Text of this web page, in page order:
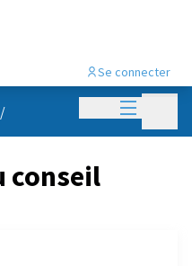
Menu
Se connecter
/
conseil